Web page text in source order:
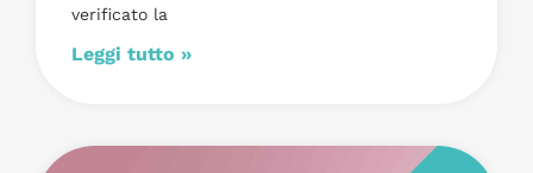
verificato la
Leggi tutto »